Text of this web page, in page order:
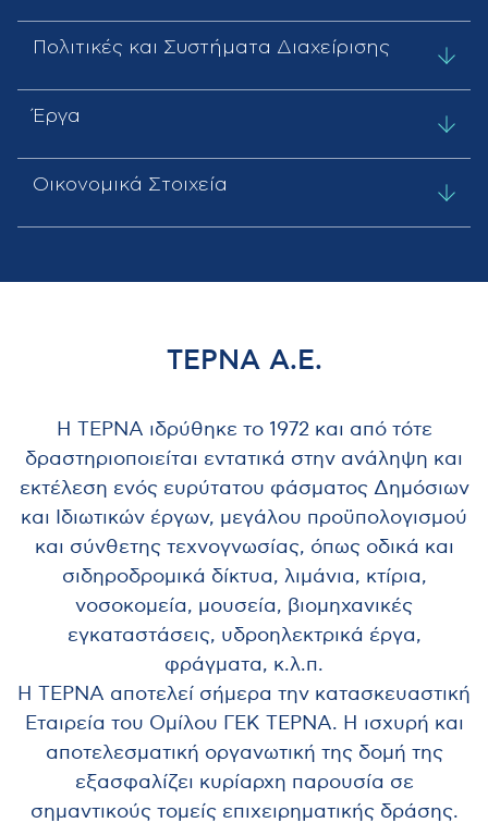
Πολιτικές και Συστήματα Διαχείρισης
Έργα
Οικονομικά Στοιχεία
ΤΕΡΝΑ Α.Ε.
Η ΤΕΡΝΑ ιδρύθηκε το 1972 και από τότε
δραστηριοποιείται εντατικά στην ανάληψη και
εκτέλεση ενός ευρύτατου φάσματος Δημόσιων
και Ιδιωτικών έργων, μεγάλου προϋπολογισμού
και σύνθετης τεχνογνωσίας, όπως οδικά και
σιδηροδρομικά δίκτυα, λιμάνια, κτίρια,
νοσοκομεία, μουσεία, βιομηχανικές
εγκαταστάσεις, υδροηλεκτρικά έργα,
φράγματα, κ.λ.π.
Η ΤΕΡΝΑ αποτελεί σήμερα την κατασκευαστική
Εταιρεία του Ομίλου ΓΕΚ ΤΕΡΝΑ. Η ισχυρή και
αποτελεσματική οργανωτική της δομή της
εξασφαλίζει κυρίαρχη παρουσία σε
σημαντικούς τομείς επιχειρηματικής δράσης.